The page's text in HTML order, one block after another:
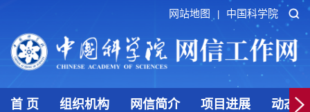
网站地图 中国科学院
首 页 组织机构 网信简介 项目进展 动态